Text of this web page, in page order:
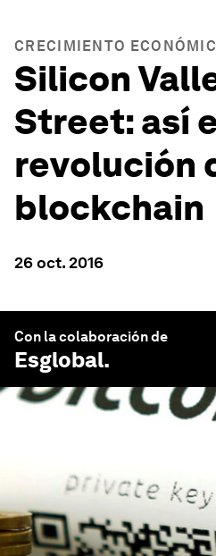
CRECIMIENTO
Silicon
Street: así
revolución
blockchain
26 oct. 2016
Con la colaboración de
Esglobal.